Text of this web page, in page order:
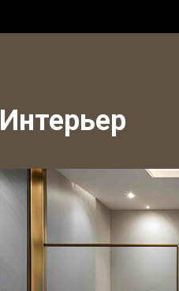
Интерьер